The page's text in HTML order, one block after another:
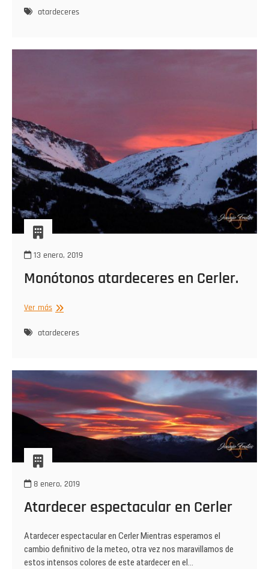
atardeceres
13 enero, 2019
Monótonos atardeceres en Cerler.
Ver másMonótonos
en
atardeceres
8 enero, 2019
Atardecer espectacular en Cerler
Atardecer espectacular en Cerler Mientras esperamos el
cambio definitivo de la meteo, otra vez nos maravillamos de
estos intensos colores de este atardecer en el…